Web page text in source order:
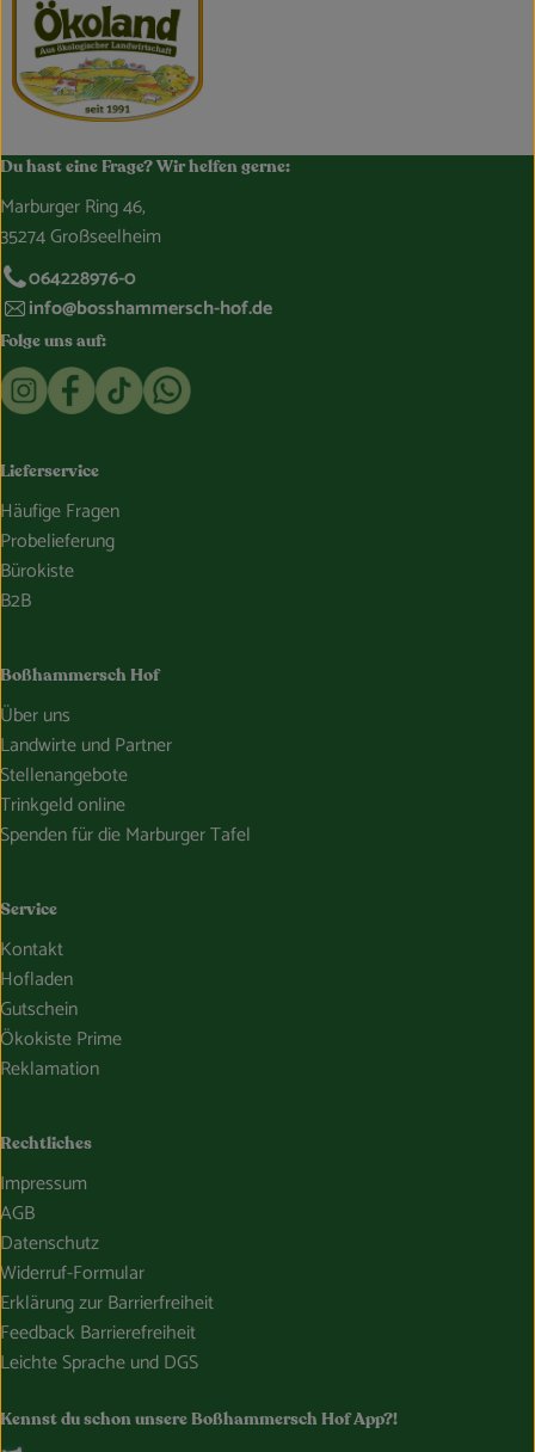
Du hast eine Frage? Wir helfen gerne:
Marburger Ring 46,
35274 Großseelheim
064228976-0
info@bosshammersch-hof.de
Folge uns auf:
Externer Link zu https://www.instagram.com/
Externer Link zu https://www.facebook.com/
Externer Link zu https://www.tiktok.com/
Externer Link zu https://whatsapp.com/
Lieferservice
Häufige Fragen
Probelieferung
Bürokiste
B2B
Boßhammersch Hof
Über uns
Landwirte und Partner
Stellenangebote
Trinkgeld online
Spenden für die Marburger Tafel
Service
Kontakt
Hofladen
Gutschein
Ökokiste Prime
Reklamation
Rechtliches
Impressum
AGB
Datenschutz
Widerruf-Formular
Erklärung zur Barrierfreiheit
Feedback Barrierefreiheit
Leichte Sprache und DGS
Kennst du schon unsere Boßhammersch Hof App?!